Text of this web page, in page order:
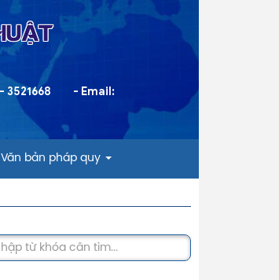
3521668
- Email:
Văn bản pháp quy